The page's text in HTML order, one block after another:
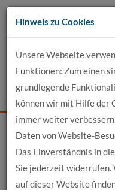
Zum
Inhalt
Events
Startseite News News-
News aus der
Hinweis zu Cookies
Unsere Webseite
Funktionen: Zum einen
grundlegende
können wir mit Hilfe der
immer weiter
Daten von Website-
Das Einverständnis in
Sie jederzeit
auf dieser Website